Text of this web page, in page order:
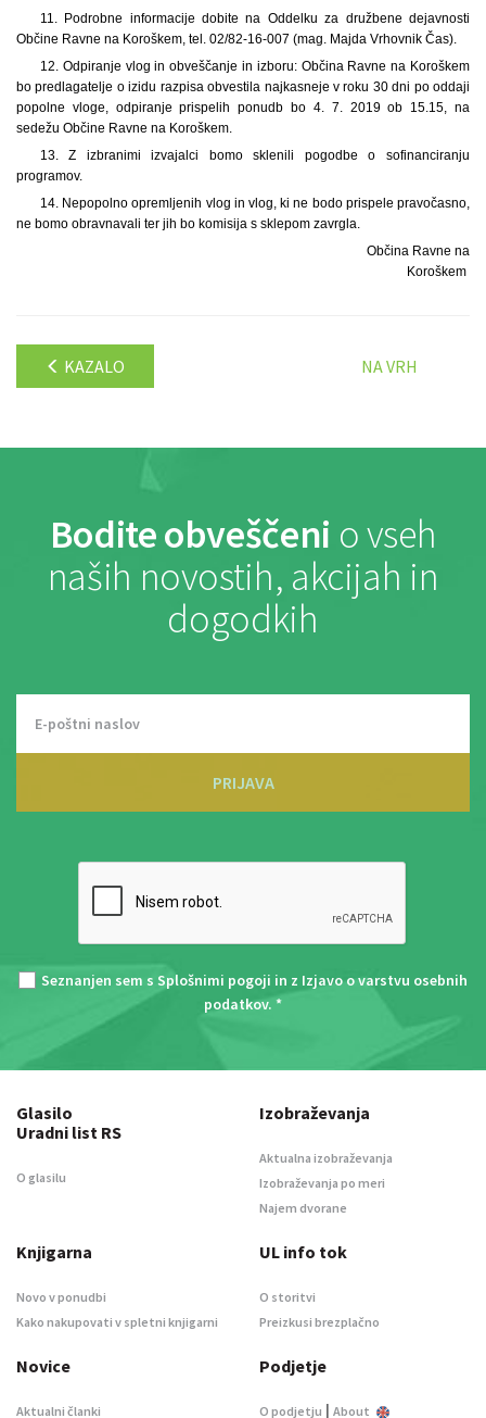
11. Podrobne informacije dobite na Oddelku za družbene dejavnosti
Občine Ravne na Koroškem, tel. 02/82-16-007 (mag. Majda Vrhovnik Čas).
12. Odpiranje vlog in obveščanje in izboru: Občina Ravne na Koroškem
bo predlagatelje o izidu razpisa obvestila najkasneje v roku 30 dni po oddaji
popolne vloge, odpiranje prispelih ponudb bo 4. 7. 2019 ob 15.15, na
sedežu Občine Ravne na Koroškem.
13. Z izbranimi izvajalci bomo sklenili pogodbe o sofinanciranju
programov.
14. Nepopolno opremljenih vlog in vlog, ki ne bodo prispele pravočasno,
ne bomo obravnavali ter jih bo komisija s sklepom zavrgla.
Občina Ravne na
Koroškem
KAZALO NA VRH
Bodite obveščeni o vseh
naših novostih, akcijah in
dogodkih
PRIJAVA
Seznanjen sem s Splošnimi pogoji in z Izjavo o varstvu osebnih
podatkov. *
Glasilo
Uradni list RS
O glasilu
Izobraževanja
Aktualna izobraževanja
Izobraževanja po meri
Najem dvorane
Knjigarna
Novo v ponudbi
Kako nakupovati v spletni knjigarni
UL info tok
O storitvi
Preizkusi brezplačno
Novice
Aktualni članki
Podjetje
O podjetju | About